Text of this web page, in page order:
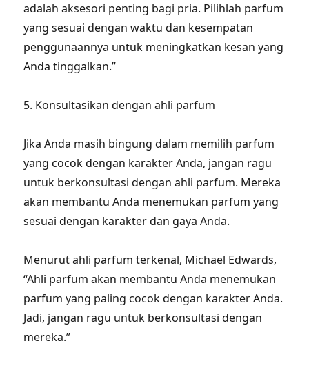
adalah aksesori penting bagi pria. Pilihlah parfum
yang sesuai dengan waktu dan kesempatan
penggunaannya untuk meningkatkan kesan yang
Anda tinggalkan.”
5. Konsultasikan dengan ahli parfum
Jika Anda masih bingung dalam memilih parfum
yang cocok dengan karakter Anda, jangan ragu
untuk berkonsultasi dengan ahli parfum. Mereka
akan membantu Anda menemukan parfum yang
sesuai dengan karakter dan gaya Anda.
Menurut ahli parfum terkenal, Michael Edwards,
“Ahli parfum akan membantu Anda menemukan
parfum yang paling cocok dengan karakter Anda.
Jadi, jangan ragu untuk berkonsultasi dengan
mereka.”